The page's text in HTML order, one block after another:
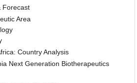
Forecast
Area
Country Analysis
Next Generation Biotherapeutics